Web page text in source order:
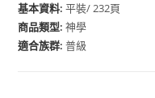
基本資料:平裝/ 232頁
商品類型:神學
適合族群:普級